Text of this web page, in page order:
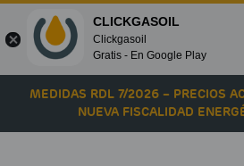
Skip to main content
MEDIDAS RDL 7/2026 – PRECIOS
NUEVA FISCALIDAD
CLICKGASOIL
Clickgasoil
Gratis - En Google Play